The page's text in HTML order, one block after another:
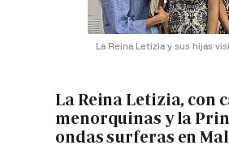
La Reina Letizia y sus hijas
La Reina Letizia, con
menorquinas y la
ondas surferas en